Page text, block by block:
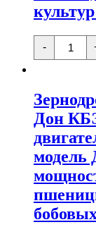
лука,
яблок,
груш
-
товара
Дон
КБЭ-
1,35
кВт
ячменя,
ржи
и
т.п.
и
бобовых
культур
Дон
модель